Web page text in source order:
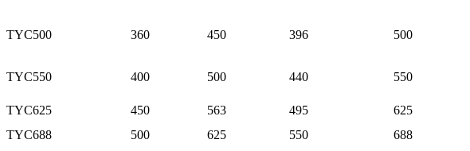
TYC500 360 450 396 500
TYC550 400 500 440 550
TYC625 450 563 495 625
TYC688
500 625 550 688